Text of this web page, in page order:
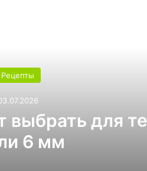
Рецепты
выбрать для
6 мм